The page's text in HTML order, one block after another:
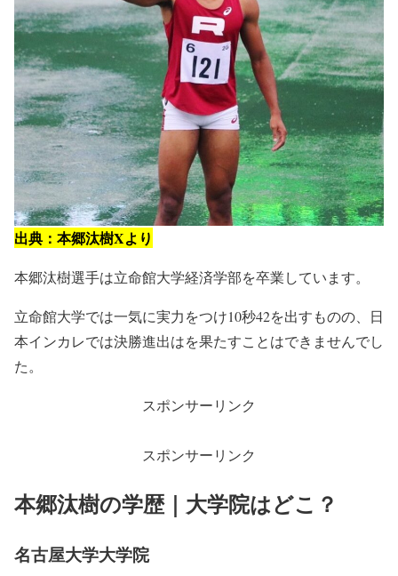
出典：本郷汰樹Xより
本郷汰樹選手は立命館大学経済学部を卒業しています。
立命館大学では一気に実力をつけ10秒42を出すものの、日
本インカレでは決勝進出はを果たすことはできませんでし
た。
スポンサーリンク
スポンサーリンク
本郷汰樹の学歴｜大学院はどこ？
名古屋大学大学院